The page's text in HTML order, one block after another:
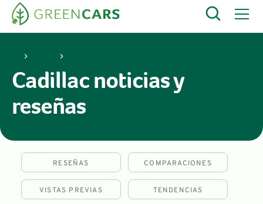
Cadillac noticias y
reseñas
RESEÑAS COMPARACIONES
VISTAS PREVIAS TENDENCIAS